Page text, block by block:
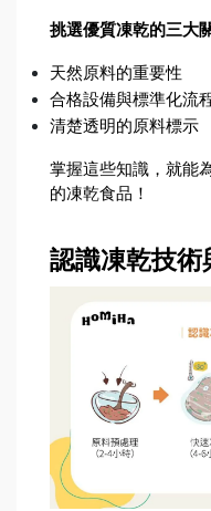
挑選優質凍乾的三大
天然原料的重要性
合格設備與標準化流
清楚透明的原料標示
掌握這些知識，就能
的凍乾食品！
認識凍乾技術